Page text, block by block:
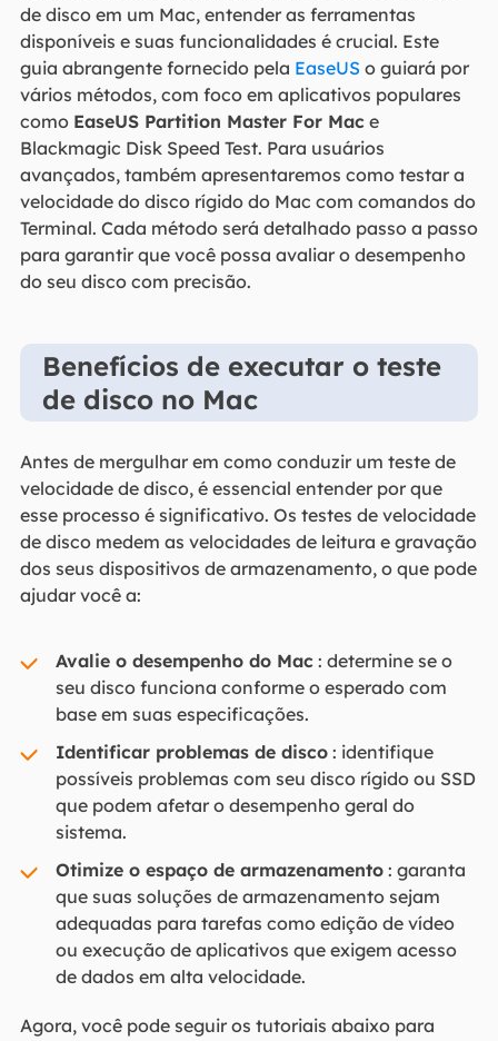
de disco em um Mac, entender as ferramentas
disponíveis e suas funcionalidades é crucial. Este
guia abrangente fornecido pela EaseUS o guiará por
vários métodos, com foco em aplicativos populares
como EaseUS Partition Master For Mace
Blackmagic Disk Speed Test. Para usuários
avançados, também apresentaremos como testar a
velocidade do disco rígido do Mac com comandos do
Terminal. Cada método será detalhado passo a passo
para garantir que você possa avaliar o desempenho
do seu disco com precisão.
Benefícios de executar o teste
de disco no Mac
Antes de mergulhar em como conduzir um teste de
velocidade de disco, é essencial entender por que
esse processo é significativo. Os testes de velocidade
de disco medem as velocidades de leitura e gravação
dos seus dispositivos de armazenamento, o que pode
ajudar você a:
Avalie o desempenho do Mac: determine se o
seu disco funciona conforme o esperado com
base em suas especificações.
Identificar problemas de disco: identifique
possíveis problemas com seu disco rígido ou SSD
que podem afetar o desempenho geral do
sistema.
Otimize o espaço de armazenamento: garanta
que suas soluções de armazenamento sejam
adequadas para tarefas como edição de vídeo
ou execução de aplicativos que exigem acesso
de dados em alta velocidade.
Agora, você pode seguir os tutoriais abaixo para